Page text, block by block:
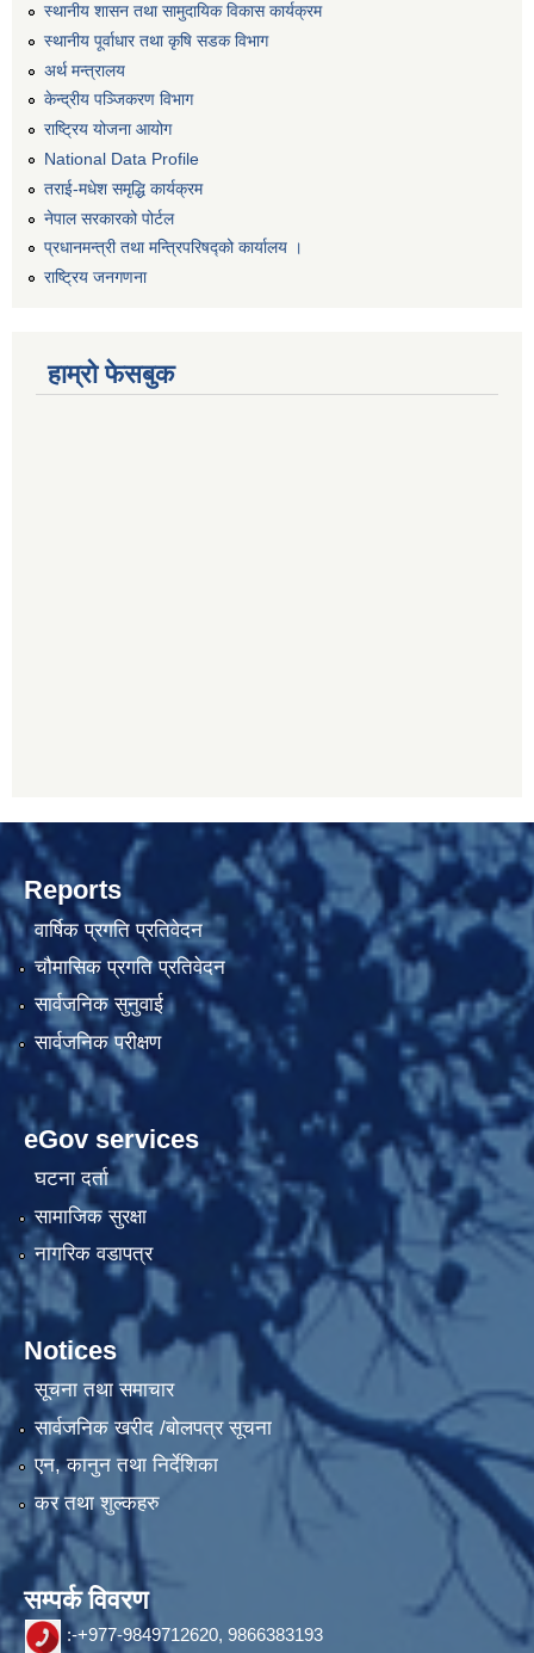
स्थानीय शासन तथा सामुदायिक विकास कार्यक्रम
स्थानीय पूर्वाधार तथा कृषि सडक विभाग
अर्थ मन्त्रालय
केन्द्रीय पञ्जिकरण विभाग
राष्ट्रिय योजना आयोग
National Data Profile
तराई-मधेश समृद्धि कार्यक्रम
नेपाल सरकारको पोर्टल
प्रधानमन्त्री तथा मन्त्रिपरिषद्को कार्यालय ।
राष्ट्रिय जनगणना
हाम्रो फेसबुक
Reports
वार्षिक प्रगति प्रतिवेदन
चौमासिक प्रगति प्रतिवेदन
सार्वजनिक सुनुवाई
सार्वजनिक परीक्षण
eGov services
घटना दर्ता
सामाजिक सुरक्षा
नागरिक वडापत्र
Notices
सूचना तथा समाचार
सार्वजनिक खरीद /बोलपत्र सूचना
एन, कानुन तथा निर्देशिका
कर तथा शुल्कहरु
सम्पर्क विवरण
:-+977-9849712620, 9866383193